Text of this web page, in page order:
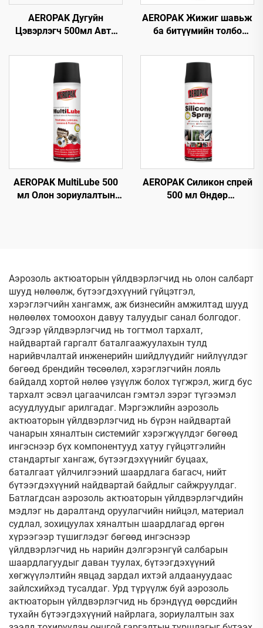
AEROPAK Дугуйн
Цэвэрлэгч 500мл Авто
Цэвэрлэх Зориулсан
Машины Цэвэрлэгч
AEROPAK Жижиг шавьж
ба битүүмийн толбо
Асфальт, шувууны
хаагуур, замын
бохирдлыг цэвэрлэх
AEROPAK MultiLube 500
мл Олон зориулалтын
AEROPAK Силикон спрей
500 мл Өндөр
Аэрозоль актюаторын үйлдвэрлэгчид нь олон салбарт
шууд нөлөөлж, бүтээгдэхүүний гүйцэтгэл,
хэрэглэгчийн хангамж, аж бизнесийн амжилтад шууд
нөлөөлөх томоохон давуу талуудыг санал болгодог.
Эдгээр үйлдвэрлэгчид нь тогтмол тархалт,
найдвартай гаргалт баталгаажуулахын тулд
нарийвчлалтай инженерийн шийдлүүдийг нийлүүлдэг
бөгөөд брендийн төсөөлөл, хэрэглэгчийн лояль
байдалд хортой нөлөө үзүүлж болох түгжрэл, жигд бус
тархалт эсвэл цагаачилсан гэмтэл зэрэг түгээмэл
асуудлуудыг арилгадаг. Мэргэжлийн аэрозоль
актюаторын үйлдвэрлэгчид нь бүрэн найдвартай
чанарын хяналтын системийг хэрэгжүүлдэг бөгөөд
ингэснээр бүх компонентууд хатуу гүйцэтгэлийн
стандартыг хангаж, бүтээгдэхүүнийг буцаах,
баталгаат үйлчилгээний шаардлага багасч, нийт
бүтээгдэхүүний найдвартай байдлыг сайжруулдаг.
Батлагдсан аэрозоль актюаторын үйлдвэрлэгчдийн
мэдлэг нь даралтанд оруулагчийн нийцэл, материал
судлал, зохицуулах хяналтын шаардлагад өргөн
хүрээгээр түшиглэдэг бөгөөд ингэснээр
үйлдвэрлэгчид нь нарийн дэлгэрэнгүй салбарын
шаардлагуудыг даван туулах, бүтээгдэхүүний
хөгжүүлэлтийн явцад зардал ихтэй алдаануудаас
зайлсхийхэд тусалдаг. Урд түрүүлж буй аэрозоль
актюаторын үйлдвэрлэгчид нь брэндүүд өөрсдийн
тухайн бүтээгдэхүүний найрлага, зориулалтын зах